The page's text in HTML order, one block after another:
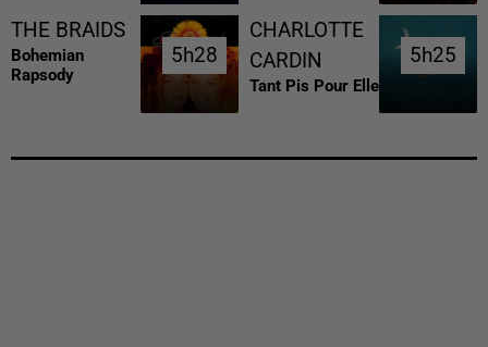
THE BRAIDS
Bohemian
Rapsody
5h28
5h28
CHARLOTTE
CARDIN
Tant Pis Pour Elle
5h25
5h25